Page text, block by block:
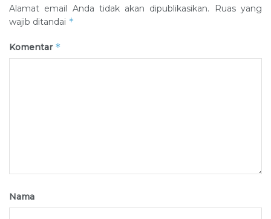
Alamat email Anda tidak akan dipublikasikan.
Ruas yang
wajib ditandai *
Komentar *
Nama